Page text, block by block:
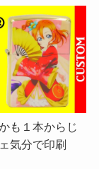
も１本からじ
気分で印刷